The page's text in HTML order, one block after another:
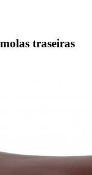
traseiras